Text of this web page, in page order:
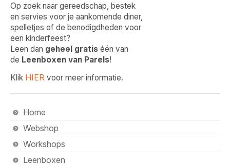
Op zoek naar gereedschap, bestek
en servies voor je aankomende diner,
spelletjes of de benodigdheden voor
een kinderfeest?
Leen dan geheel gratis één van
de Leenboxen van Parels!
Klik HIER voor meer informatie.
Home
Webshop
Workshops
Leenboxen